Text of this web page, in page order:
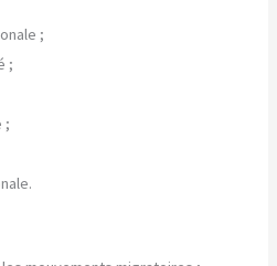
;
;
;